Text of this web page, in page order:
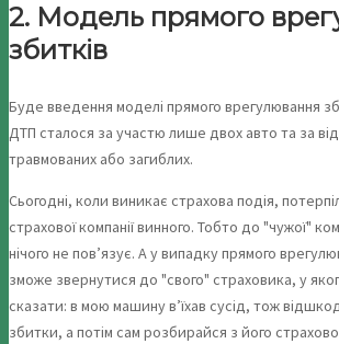
2. Модель прямого
збитків
Буде введення моделі прямого врегулювання
ДТП сталося за участю лише двох авто та за
травмованих або загиблих.
Сьогодні, коли виникає страхова подія,
страхової компанії винного. Тобто до "чужої"
нічого не пов’язує. А у випадку прямого
зможе звернутися до "свого" страховика, у
сказати: в мою машину в’їхав сусід, тож
збитки, а потім сам розбирайся з його